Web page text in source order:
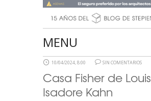
MENU
10/04/2024, 8:00 SIN COMENTARIOS
Casa Fisher de Louis
Isadore Kahn